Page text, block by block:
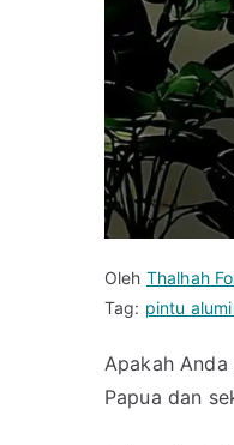
Oleh Thalhah
Tag: pintu
Apakah
Papua dan